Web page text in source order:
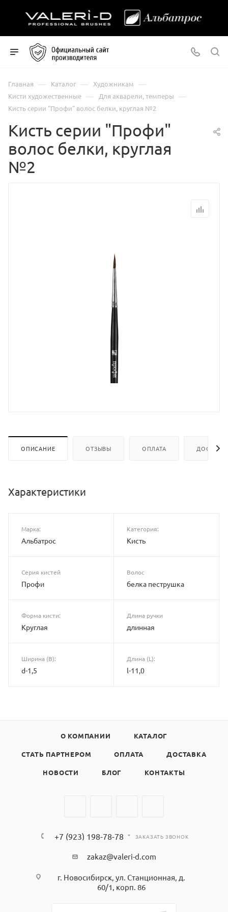
Главная — Каталог — Художникам —
Кисти художественные — Для акварели, темперы —
Кисть серии "Профи" волос белки, круглая №2
Кисть серии "Профи"
волос белки, круглая
№2
ОПИСАНИЕ ОТЗЫВЫ ОПЛАТА
Характеристики
Марка:
Альбатрос
Категория:
Кисть
Серия кистей
Профи
Волос
белка пеструшка
Форма кисти:
Круглая
Длина ручки
длинная
Ширина (B):
d-1,5
Длина (L):
l-11,0
О КОМПАНИИ КАТАЛОГ
СТАТЬ ПАРТНЕРОМ ОПЛАТА ДОСТАВКА
НОВОСТИ БЛОГ КОНТАКТЫ
+7 (923) 198-78-78 ЗАКАЗАТЬ ЗВОНОК
zakaz@valeri-d.com
г. Новосибирск, ул. Станционная, д.
60/1, корп. 86